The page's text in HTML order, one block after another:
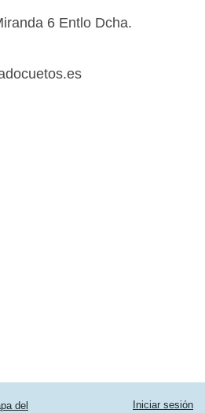
6 Entlo Dcha.
del
Iniciar sesión